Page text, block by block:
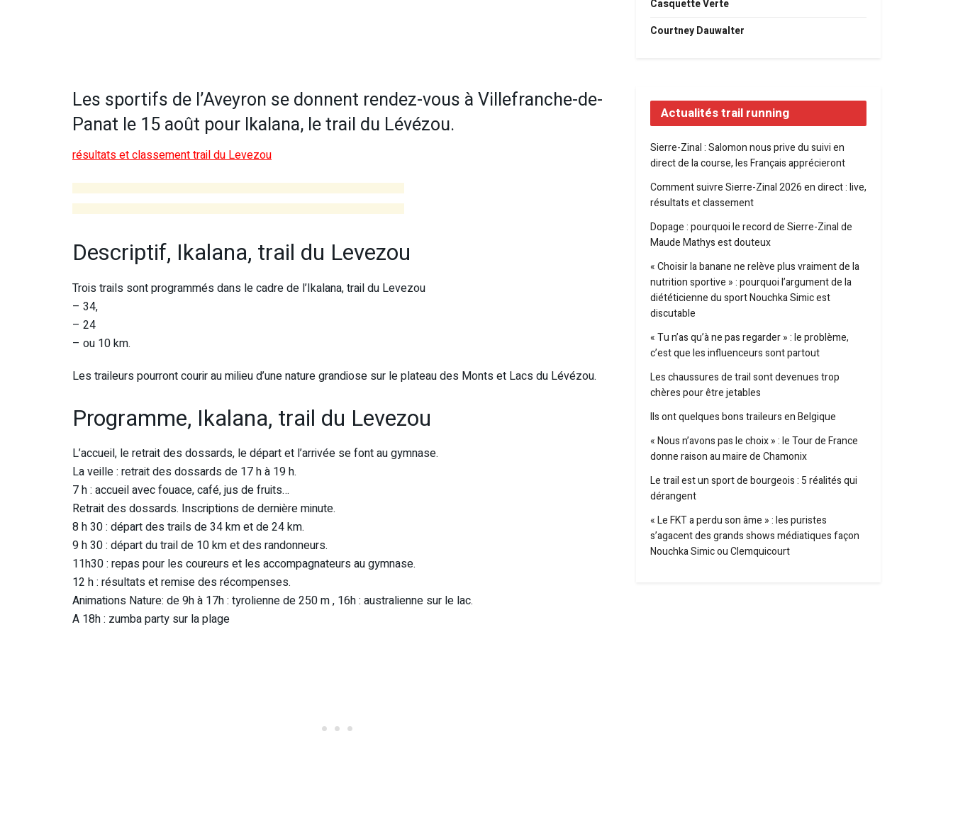
Les sportifs de l’Aveyron se donnent rendez-vous à Villefranche-de-
Panat le 15 août pour Ikalana, le trail du Lévézou.
résultats et classement trail du Levezou
Descriptif, Ikalana, trail du Levezou
Trois trails sont programmés dans le cadre de l’Ikalana, trail du Levezou
– 34,
– 24
– ou 10 km.
Les traileurs pourront courir au milieu d’une nature grandiose sur le plateau des Monts et Lacs du Lévézou.
Programme, Ikalana, trail du Levezou
L’accueil, le retrait des dossards, le départ et l’arrivée se font au gymnase.
La veille : retrait des dossards de 17 h à 19 h.
7 h : accueil avec fouace, café, jus de fruits…
Retrait des dossards. Inscriptions de dernière minute.
8 h 30 : départ des trails de 34 km et de 24 km.
9 h 30 : départ du trail de 10 km et des randonneurs.
11h30 : repas pour les coureurs et les accompagnateurs au gymnase.
12 h : résultats et remise des récompenses.
Animations Nature: de 9h à 17h : tyrolienne de 250 m , 16h : australienne sur le lac.
A 18h : zumba party sur la plage
Casquette Verte
Courtney Dauwalter
Actualités trail running
Sierre-Zinal : Salomon nous prive du suivi en
direct de la course, les Français apprécieront
Comment suivre Sierre-Zinal 2026 en direct : live,
résultats et classement
Dopage : pourquoi le record de Sierre-Zinal de
Maude Mathys est douteux
« Choisir la banane ne relève plus vraiment de la
nutrition sportive » : pourquoi l’argument de la
diététicienne du sport Nouchka Simic est
discutable
« Tu n’as qu’à ne pas regarder » : le problème,
c’est que les influenceurs sont partout
Les chaussures de trail sont devenues trop
chères pour être jetables
Ils ont quelques bons traileurs en Belgique
« Nous n’avons pas le choix » : le Tour de France
donne raison au maire de Chamonix
Le trail est un sport de bourgeois : 5 réalités qui
dérangent
« Le FKT a perdu son âme » : les puristes
s’agacent des grands shows médiatiques façon
Nouchka Simic ou Clemquicourt